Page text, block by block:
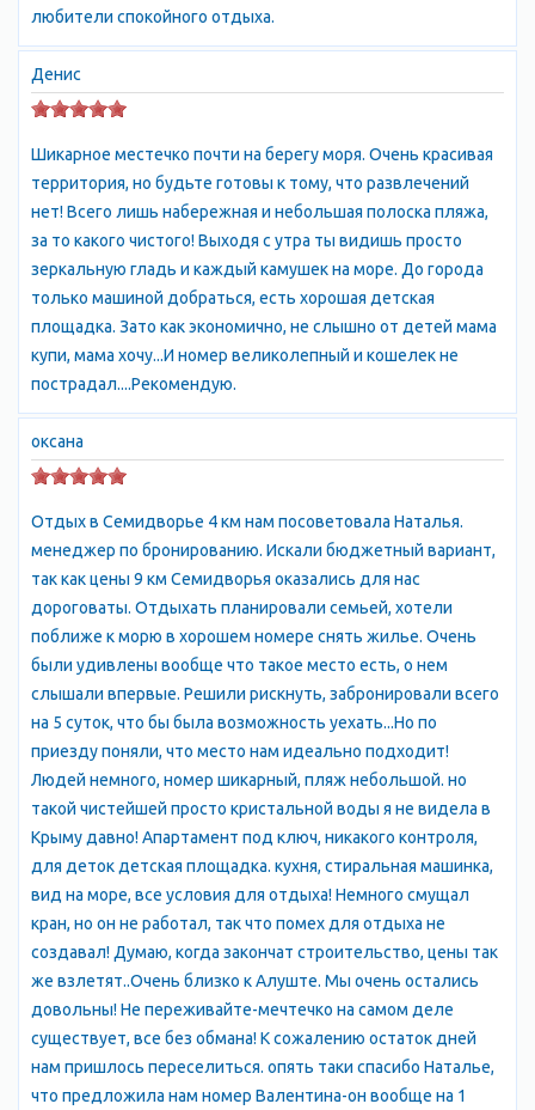
любители спокойного отдыха.
Денис
Шикарное местечко почти на берегу моря. Очень красивая
территория, но будьте готовы к тому, что развлечений
нет! Всего лишь набережная и небольшая полоска пляжа,
за то какого чистого! Выходя с утра ты видишь просто
зеркальную гладь и каждый камушек на море. До города
только машиной добраться, есть хорошая детская
площадка. Зато как экономично, не слышно от детей мама
купи, мама хочу...И номер великолепный и кошелек не
пострадал....Рекомендую.
оксана
Отдых в Семидворье 4 км нам посоветовала Наталья.
менеджер по бронированию. Искали бюджетный вариант,
так как цены 9 км Семидворья оказались для нас
дороговаты. Отдыхать планировали семьей, хотели
поближе к морю в хорошем номере снять жилье. Очень
были удивлены вообще что такое место есть, о нем
слышали впервые. Решили рискнуть, забронировали всего
на 5 суток, что бы была возможность уехать...Но по
приезду поняли, что место нам идеально подходит!
Людей немного, номер шикарный, пляж небольшой. но
такой чистейшей просто кристальной воды я не видела в
Крыму давно! Апартамент под ключ, никакого контроля,
для деток детская площадка. кухня, стиральная машинка,
вид на море, все условия для отдыха! Немного смущал
кран, но он не работал, так что помех для отдыха не
создавал! Думаю, когда закончат строительство, цены так
же взлетят..Очень близко к Алуште. Мы очень остались
довольны! Не переживайте-мечтечко на самом деле
существует, все без обмана! К сожалению остаток дней
нам пришлось переселиться. опять таки спасибо Наталье,
что предложила нам номер Валентина-он вообще на 1